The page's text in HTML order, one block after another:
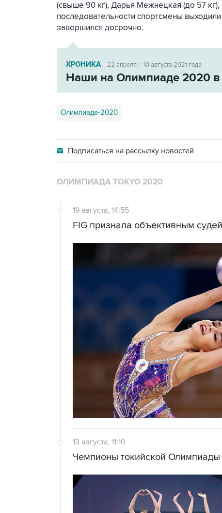
(свыше 90 кг), Дарья Межнецкая (до 57
последовательности спортсмены
завершился досрочно.
ХРОНИКА 22 апреля – 10 августа 2021 года
Наши на Олимпиаде 2020 в
Олимпиада-2020
Подписаться на рассылку новостей
ОЛИМПИАДА TOKYO 2020
19 августа, 14:55
FIG признала объективным
13 августа, 11:10
Чемпионы токийской Олимпиады